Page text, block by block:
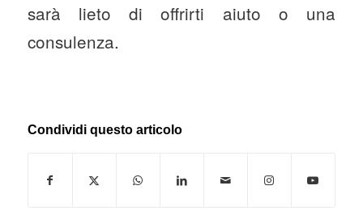
sarà lieto di offrirti aiuto o una
consulenza.
Condividi questo articolo